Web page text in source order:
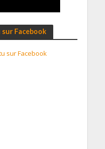
sur Facebook
sur Facebook